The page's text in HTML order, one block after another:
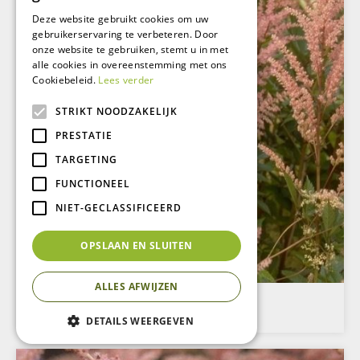
Spirea
Astilbe 'Bronce Elegans'
Deze website gebruikt cookies om uw
gebruikerservaring te verbeteren. Door
onze website te gebruiken, stemt u in met
alle cookies in overeenstemming met ons
Cookiebeleid. Lees verder
STRIKT NOODZAKELIJK
PRESTATIE
TARGETING
FUNCTIONEEL
NIET-GECLASSIFICEERD
OPSLAAN EN SLUITEN
ALLES AFWIJZEN
DETAILS WEERGEVEN